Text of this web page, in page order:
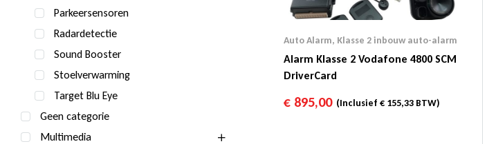
Auto Alarm, Klasse 2 inbouw auto-alarm
Alarm Klasse 2 Vodafone 4800 SCM
DriverCard
€ 895,00(Inclusief € 155,33 BTW)
Parkeersensoren
Radardetectie
Sound Booster
Stoelverwarming
Target Blu Eye
Geen categorie
Multimedia